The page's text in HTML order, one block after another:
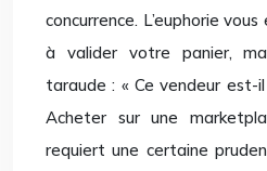
concurrence. L’euphorie
à valider votre panier,
taraude : « Ce vendeur est-
Acheter sur une
requiert une certaine